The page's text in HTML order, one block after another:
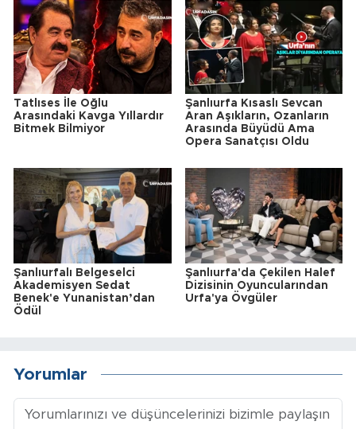
Tatlıses İle Oğlu
Arasındaki Kavga Yıllardır
Bitmek Bilmiyor
Şanlıurfa Kısaslı Sevcan
Aran Aşıkların, Ozanların
Arasında Büyüdü Ama
Opera Sanatçısı Oldu
Şanlıurfalı Belgeselci
Akademisyen Sedat
Benek'e Yunanistan’dan
Ödül
Şanlıurfa'da Çekilen Halef
Dizisinin Oyuncularından
Urfa'ya Övgüler
Yorumlar